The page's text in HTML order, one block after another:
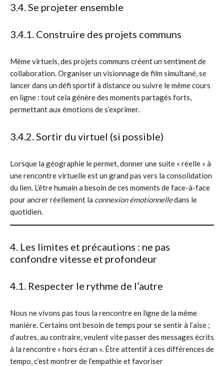
3.4. Se projeter ensemble
3.4.1. Construire des projets communs
Même virtuels, des projets communs créent un sentiment de
collaboration. Organiser un visionnage de film simultané, se
lancer dans un défi sportif à distance ou suivre le même cours
en ligne : tout cela génère des moments partagés forts,
permettant aux émotions de s’exprimer.
3.4.2. Sortir du virtuel (si possible)
Lorsque la géographie le permet, donner une suite « réelle » à
une rencontre virtuelle est un grand pas vers la consolidation
du lien. L’être humain a besoin de ces moments de face-à-face
pour ancrer réellement la connexion émotionnelledans le
quotidien.
4. Les limites et précautions : ne pas
confondre vitesse et profondeur
4.1. Respecter le rythme de l’autre
Nous ne vivons pas tous la rencontre en ligne de la même
manière. Certains ont besoin de temps pour se sentir à l’aise ;
d’autres, au contraire, veulent vite passer des messages écrits
à la rencontre « hors écran ». Être attentif à ces différences de
tempo, c’est montrer de l’empathie et favoriser